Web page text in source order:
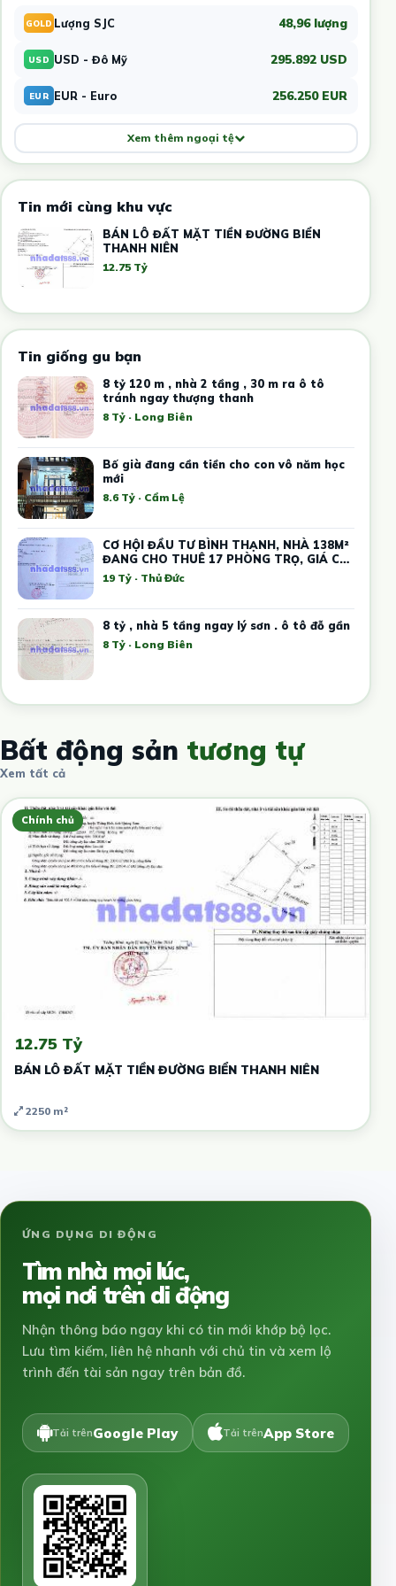
GOLD Lượng SJC 48,96 lượng
USD USD - Đô Mỹ 295.892 USD
EUR EUR - Euro 256.250 EUR
Xem thêm ngoại tệ
Tin mới cùng khu vực
BÁN LÔ ĐẤT MẶT TIỀN ĐƯỜNG BIỂN
THANH NIÊN
12.75 Tỷ
Tin giống gu bạn
8 tỷ 120 m , nhà 2 tầng , 30 m ra ô tô
tránh ngay thượng thanh
8 Tỷ · Long Biên
Bố già đang cần tiền cho con vô năm học
mới
8.6 Tỷ · Cẩm Lệ
CƠ HỘI ĐẦU TƯ BÌNH THẠNH, NHÀ 138M²
ĐANG CHO THUÊ 17 PHÒNG TRỌ, GIÁ CHỈ
19 TỶ
19 Tỷ · Thủ Đức
8 tỷ , nhà 5 tầng ngay lý sơn . ô tô đỗ gần
8 Tỷ · Long Biên
Bất động sản tương tự
Xem tất cả
Chính chủ
12.75 Tỷ
BÁN LÔ ĐẤT MẶT TIỀN ĐƯỜNG BIỂN THANH NIÊN
2250 m²
ỨNG DỤNG DI ĐỘNG
Tìm nhà mọi lúc,
mọi nơi trên di động
Nhận thông báo ngay khi có tin mới khớp bộ lọc.
Lưu tìm kiếm, liên hệ nhanh với chủ tin và xem lộ
trình đến tài sản ngay trên bản đồ.
Tải trênGoogle Play Tải trênApp Store